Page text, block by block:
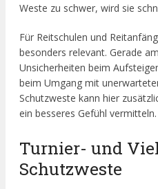
Weste zu schwer, wird sie
Für Reitschulen und
besonders relevant. Gerade
Unsicherheiten beim
beim Umgang mit
Schutzweste kann hier
ein besseres Gefühl vermitteln.
Turnier- und
Schutzweste